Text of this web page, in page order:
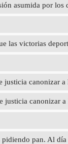
asumida por los
las victorias
justicia canonizar
justicia canonizar
pan. Al día